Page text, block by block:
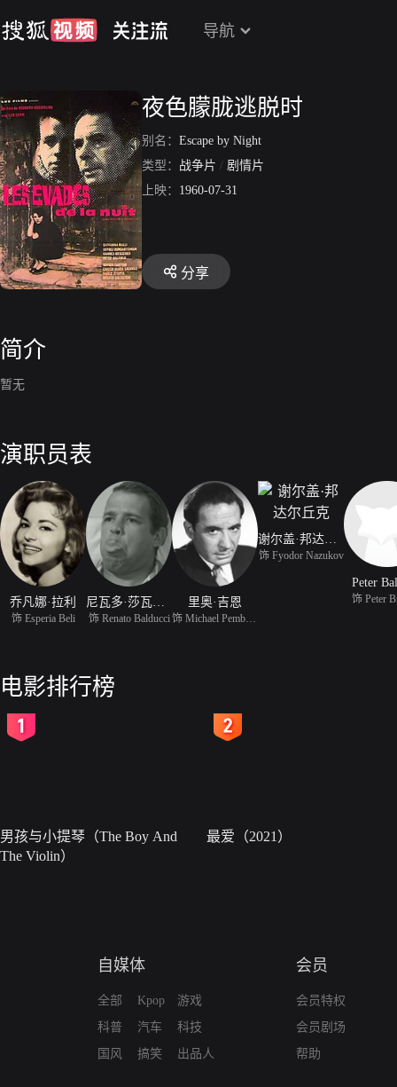
导航
夜色朦胧逃脱时
别名： Escape by Night
类型： 战争片 / 剧情片
上映： 1960-07-31
分享
简介
暂无
演职员表
乔凡娜·拉利
饰 Esperia Beli 饰 Renato Balducci
里奥·吉恩
谢尔盖·邦达尔丘克
饰 Fyodor Nazukov
Peter
饰 Peter
电影排行榜
男孩与小提琴（The Boy And
The Violin）
最爱（2021）
自媒体
全部
科普
国风
Kpop
汽车
搞笑
游戏
科技
出品人
会员
会员特权
会员剧场
帮助